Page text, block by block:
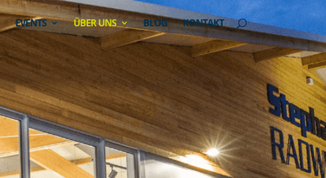
EVENTS ÜBER UNS BLOG KONTAKT